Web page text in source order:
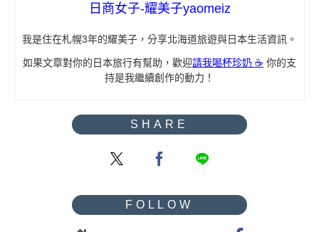
日商女子-耀美子yaomeiz
我是住在札幌3年的耀美子，分享北海道旅遊與日本生活資訊。
如果文章對你的日本旅行有幫助，歡迎請我喝杯珍奶 ☕ 你的支
持是我繼續創作的動力！